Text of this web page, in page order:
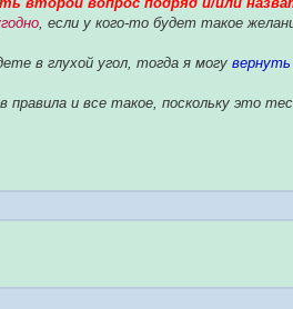
, если у кого-то будет такое
в глухой угол, тогда я могу
правила и все такое, поскольку это